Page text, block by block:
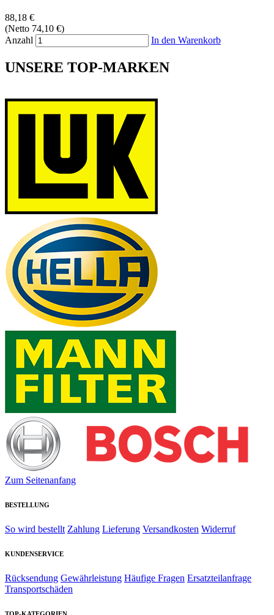
88,18 €
(Netto 74,10 €)
Anzahl
In den Warenkorb
UNSERE TOP-MARKEN
Zum Seitenanfang
BESTELLUNG
So wird bestellt Zahlung Lieferung Versandkosten Widerruf
KUNDENSERVICE
Rücksendung Gewährleistung Häufige Fragen Ersatzteilanfrage
Transportschäden